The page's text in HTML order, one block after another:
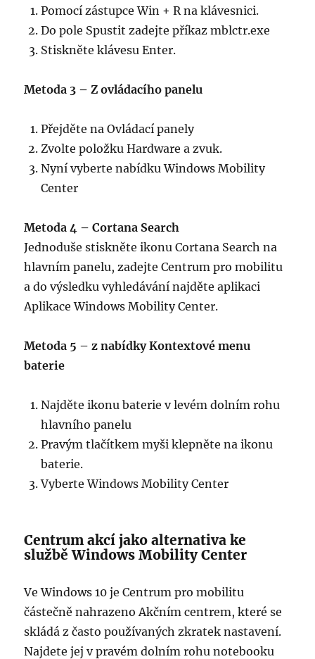
Pomocí zástupce Win + R na klávesnici.
Do pole Spustit zadejte příkaz mblctr.exe
Stiskněte klávesu Enter.
Metoda 3 – Z ovládacího panelu
Přejděte na Ovládací panely
Zvolte položku Hardware a zvuk.
Nyní vyberte nabídku Windows Mobility
Center
Metoda 4 – Cortana Search
Jednoduše stiskněte ikonu Cortana Search na
hlavním panelu, zadejte Centrum pro mobilitu
a do výsledku vyhledávání najděte aplikaci
Aplikace Windows Mobility Center.
Metoda 5 – z nabídky Kontextové menu
baterie
Najděte ikonu baterie v levém dolním rohu
hlavního panelu
Pravým tlačítkem myši klepněte na ikonu
baterie.
Vyberte Windows Mobility Center
Centrum akcí jako alternativa ke
službě Windows Mobility Center
Ve Windows 10 je Centrum pro mobilitu
částečně nahrazeno Akčním centrem, které se
skládá z často používaných zkratek nastavení.
Najdete jej v pravém dolním rohu notebooku